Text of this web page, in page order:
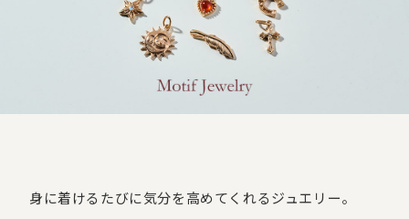
身に着けるたびに気分を高めてくれるジュエリー。